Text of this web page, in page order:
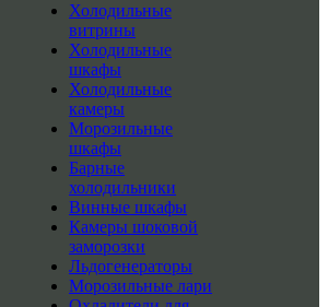
Холодильные
витрины
Холодильные
шкафы
Холодильные
камеры
Морозильные
шкафы
Барные
холодильники
Винные шкафы
Камеры шоковой
заморозки
Льдогенераторы
Морозильные лари